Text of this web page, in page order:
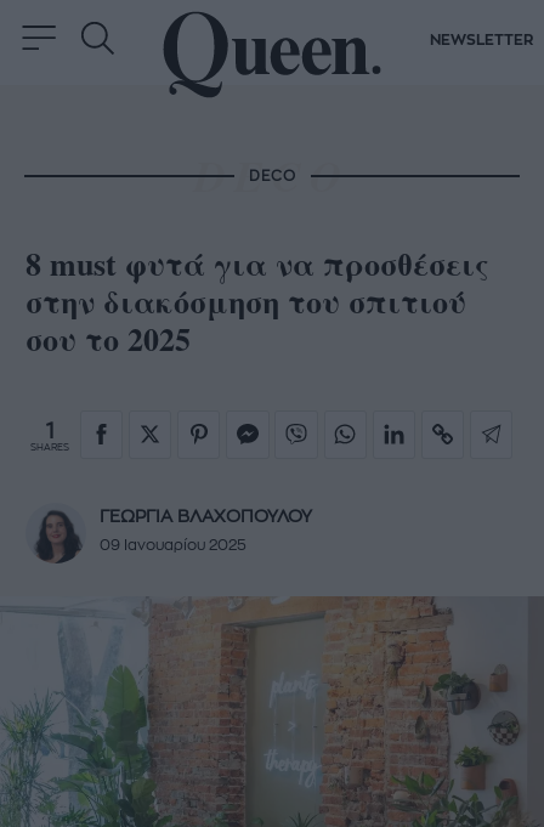
NEWSLETTER
DECO
8 must φυτά για να προσθέσεις
στην διακόσμηση του σπιτιού
σου το 2025
1
SHARES
ΓΕΩΡΓΙΑ ΒΛΑΧΟΠΟΥΛΟΥ
09 Ιανουαρίου 2025